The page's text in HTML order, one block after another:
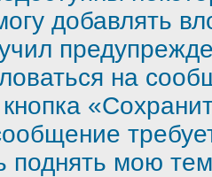
добавлять
на
поднять мою